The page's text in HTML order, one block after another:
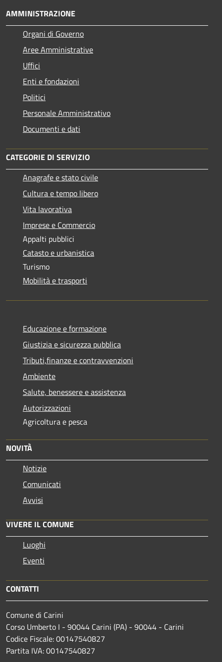
AMMINISTRAZIONE
Organi di Governo
Aree Amministrative
Uffici
Enti e fondazioni
Politici
Personale Amministrativo
Documenti e dati
CATEGORIE DI SERVIZIO
Anagrafe e stato civile
Cultura e tempo libero
Vita lavorativa
Imprese e Commercio
Appalti pubblici
Catasto e urbanistica
Turismo
Mobilità e trasporti
Educazione e formazione
Giustizia e sicurezza pubblica
Tributi,finanze e contravvenzioni
Ambiente
Salute, benessere e assistenza
Autorizzazioni
Agricoltura e pesca
NOVITÀ
Notizie
Comunicati
Avvisi
VIVERE IL COMUNE
Luoghi
Eventi
CONTATTI
Comune di Carini
Corso Umberto I - 90044 Carini (PA) - 90044 - Carini
Codice Fiscale: 00147540827
Partita IVA: 00147540827